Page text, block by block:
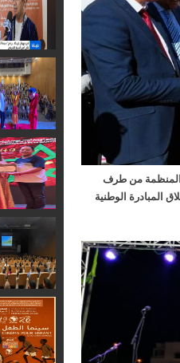
المنظمة من طرف
بخريبكة،بمناسبة الاحتفال بالذكرى 19 لإنطلاق المبادرة الوطنية